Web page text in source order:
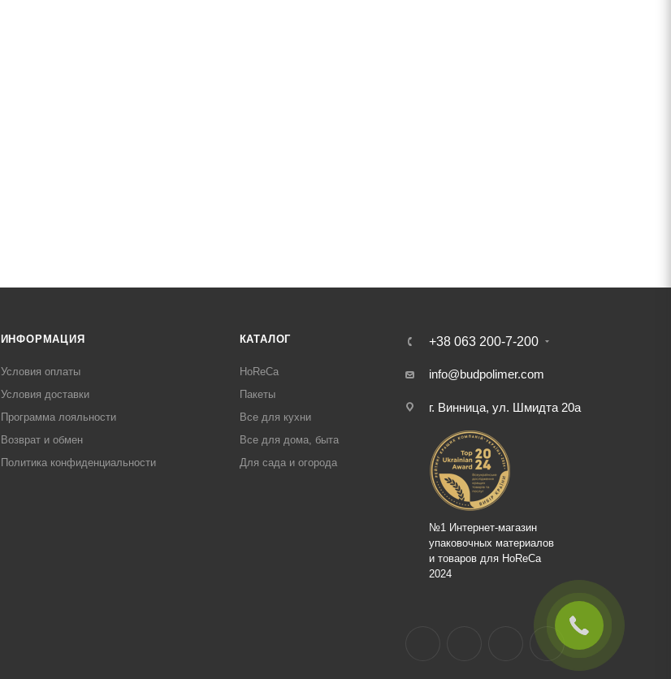
ИНФОРМАЦИЯ
Условия оплаты
Условия доставки
Программа лояльности
Возврат и обмен
Политика конфиденциальности
КАТАЛОГ
HoReCa
Пакеты
Все для кухни
Все для дома, быта
Для сада и огорода
+38 063 200-7-200
info@budpolimer.com
г. Винница, ул. Шмидта 20а
№1 Интернет-магазин
упаковочных материалов
и товаров для HoReCa
2024